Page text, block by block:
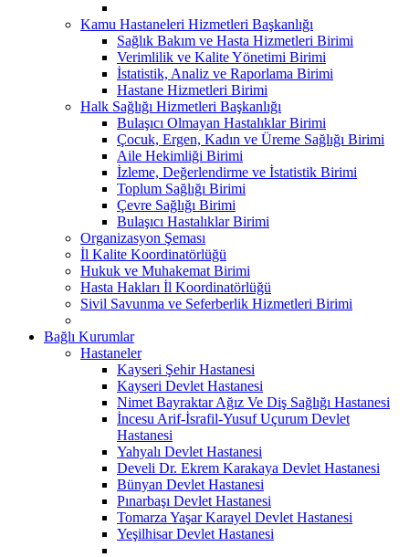
Kamu Hastaneleri Hizmetleri Başkanlığı
Sağlık Bakım ve Hasta Hizmetleri Birimi
Verimlilik ve Kalite Yönetimi Birimi
İstatistik, Analiz ve Raporlama Birimi
Hastane Hizmetleri Birimi
Halk Sağlığı Hizmetleri Başkanlığı
Bulaşıcı Olmayan Hastalıklar Birimi
Çocuk, Ergen, Kadın ve Üreme Sağlığı Birimi
Aile Hekimliği Birimi
İzleme, Değerlendirme ve İstatistik Birimi
Toplum Sağlığı Birimi
Çevre Sağlığı Birimi
Bulaşıcı Hastalıklar Birimi
Organizasyon Şeması
İl Kalite Koordinatörlüğü
Hukuk ve Muhakemat Birimi
Hasta Hakları İl Koordinatörlüğü
Sivil Savunma ve Seferberlik Hizmetleri Birimi
Bağlı Kurumlar
Hastaneler
Kayseri Şehir Hastanesi
Kayseri Devlet Hastanesi
Nimet Bayraktar Ağız Ve Diş Sağlığı Hastanesi
İncesu Arif-İsrafil-Yusuf Uçurum Devlet
Hastanesi
Yahyalı Devlet Hastanesi
Develi Dr. Ekrem Karakaya Devlet Hastanesi
Bünyan Devlet Hastanesi
Pınarbaşı Devlet Hastanesi
Tomarza Yaşar Karayel Devlet Hastanesi
Yeşilhisar Devlet Hastanesi